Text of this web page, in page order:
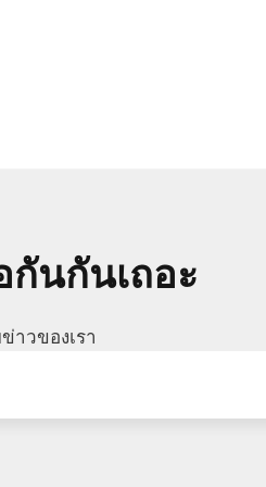
นกันเถอะ
าวของเรา